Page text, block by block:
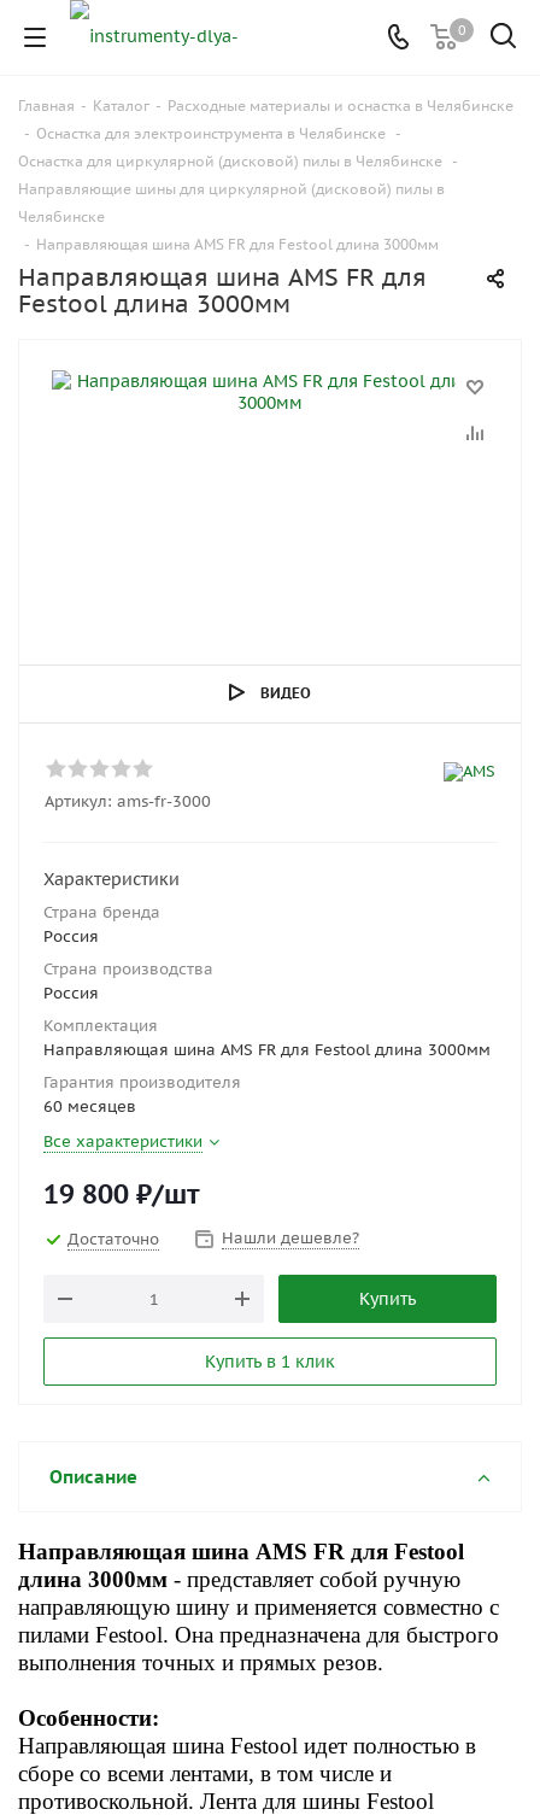
0
Главная - Каталог - Расходные материалы и оснастка в Челябинске
- Оснастка для электроинструмента в Челябинске -
Оснастка для циркулярной (дисковой) пилы в Челябинске -
Направляющие шины для циркулярной (дисковой) пилы в
Челябинске
- Направляющая шина AMS FR для Festool длина 3000мм
Направляющая шина AMS FR для
Festool длина 3000мм
ВИДЕО
Артикул: ams-fr-3000
Характеристики
Страна бренда
Россия
Страна производства
Россия
Комплектация
Направляющая шина AMS FR для Festool длина 3000мм
Гарантия производителя
60 месяцев
Все характеристики
19 800 ₽/шт
Достаточно Нашли дешевле?
Купить
Купить в 1 клик
Описание
Направляющая шина AMS FR для Festool
длина 3000мм - представляет собой ручную
направляющую шину и применяется совместно с
пилами Festool. Она предназначена для быстрого
выполнения точных и прямых резов.
Особенности:
Направляющая шина Festool идет полностью в
сборе со всеми лентами, в том числе и
противоскольной. Лента для шины Festool